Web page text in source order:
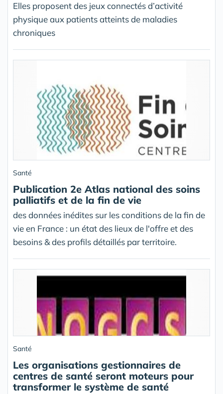
Elles proposent des jeux connectés d’activité
physique aux patients atteints de maladies
chroniques
Santé
Publication 2e Atlas national des soins
palliatifs et de la fin de vie
des données inédites sur les conditions de la fin de
vie en France : un état des lieux de l'offre et des
besoins & des profils détaillés par territoire.
Santé
Les organisations gestionnaires de
centres de santé seront moteurs pour
transformer le système de santé